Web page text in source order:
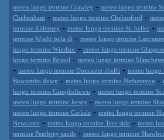
meteo lungo termine Crawley - meteo lungo termine
Cheltenham - meteo lungo termine Chelmsford -
termine Alderney - meteo lungo termine St. helier -
termine Wight isola di - meteo lungo termine Lancaster
lungo termine Windsor - meteo lungo termine Glasgow
lungo termine Bristol - meteo lungo termine
- meteo lungo termine Doncaster sheffi - meteo lungo
Boscombe down - meteo lungo termine Netheravon -
lungo termine Campbeltown - meteo lungo termine
meteo lungo termine Jersey - meteo lungo termine
meteo lungo termine Carlisle - meteo lungo termine
Newcastle - meteo lungo termine Tees-side - meteo
termine Pembrey sands - meteo lungo termine